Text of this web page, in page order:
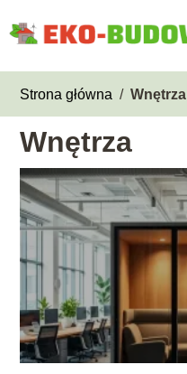
Strona główna / Wnętrza
Wnętrza